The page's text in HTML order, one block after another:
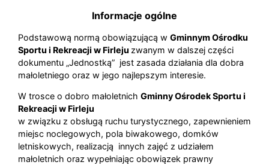
Informacje ogólne
Podstawową normą obowiązującą w Gminnym Ośrodku
Sportu i Rekreacji w Firleju zwanym w dalszej części
dokumentu „Jednostką” jest zasada działania dla dobra
małoletniego oraz w jego najlepszym interesie.
W trosce o dobro małoletnich Gminny Ośrodek Sportu i
Rekreacji w Firleju
w związku z obsługą ruchu turystycznego, zapewnieniem
miejsc noclegowych, pola biwakowego, domków
letniskowych, realizacją innych zajęć z udziałem
małoletnich oraz wypełniając obowiązek prawny